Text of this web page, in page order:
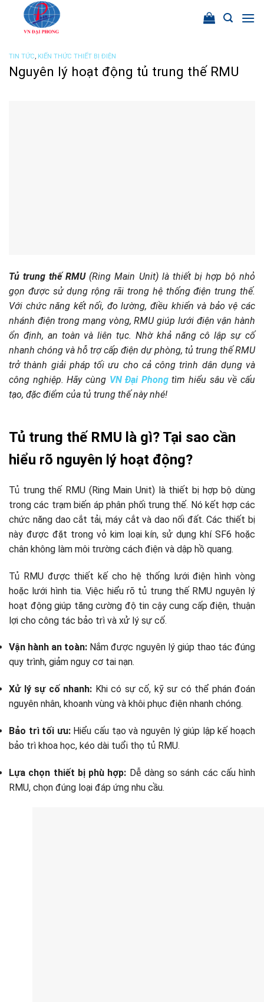
Chuyển
dungTIN TỨC, KIẾN THỨC THIẾT BỊ ĐIỆN
Nguyên lý hoạt động tủ trung thế RMU
Tủ trung thế RMU(Ring Main Unit) là thiết bị hợp bộ nhỏ
gọn được sử dụng rộng rãi trong hệ thống điện trung thế.
Với chức năng kết nối, đo lường, điều khiển và bảo vệ các
nhánh điện trong mạng vòng, RMU giúp lưới điện vận hành
ổn định, an toàn và liên tục. Nhờ khả năng cô lập sự cố
nhanh chóng và hỗ trợ cấp điện dự phòng, tủ trung thế RMU
trở thành giải pháp tối ưu cho cả công trình dân dụng và
công nghiệp. Hãy cùng VN Đại Phongtìm hiểu sâu về cấu
tạo, đặc điểm của tủ trung thế này nhé!
Tủ trung thế RMU là gì? Tại sao cần
hiểu rõ nguyên lý hoạt động?
Tủ trung thế RMU (Ring Main Unit) là thiết bị hợp bộ dùng
trong các trạm biến áp phân phối trung thế. Nó kết hợp các
chức năng dao cắt tải, máy cắt và dao nối đất. Các thiết bị
này được đặt trong vỏ kim loại kín, sử dụng khí SF6 hoặc
chân không làm môi trường cách điện và dập hồ quang.
Tủ RMU được thiết kế cho hệ thống lưới điện hình vòng
hoặc lưới hình tia. Việc hiểu rõ tủ trung thế RMU nguyên lý
hoạt động giúp tăng cường độ tin cậy cung cấp điện, thuận
lợi cho công tác bảo trì và xử lý sự cố.
Vận hành an toàn: Nắm được nguyên lý giúp thao tác đúng
quy trình, giảm nguy cơ tai nạn.
Xử lý sự cố nhanh: Khi có sự cố, kỹ sư có thể phán đoán
nguyên nhân, khoanh vùng và khôi phục điện nhanh chóng.
Bảo trì tối ưu:Hiểu cấu tạo và nguyên lý giúp lập kế hoạch
bảo trì khoa học, kéo dài tuổi thọ tủ RMU.
Lựa chọn thiết bị phù hợp: Dễ dàng so sánh các cấu hình
RMU, chọn đúng loại đáp ứng nhu cầu.